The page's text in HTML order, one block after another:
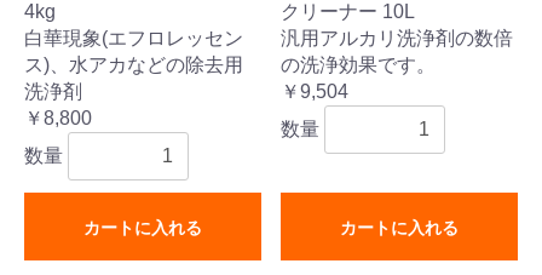
4kg
白華現象(エフロレッセン
ス)、水アカなどの除去用
洗浄剤
￥8,800
数量
カートに入れる
クリーナー 10L
汎用アルカリ洗浄剤の数倍
の洗浄効果です。
￥9,504
数量
カートに入れる